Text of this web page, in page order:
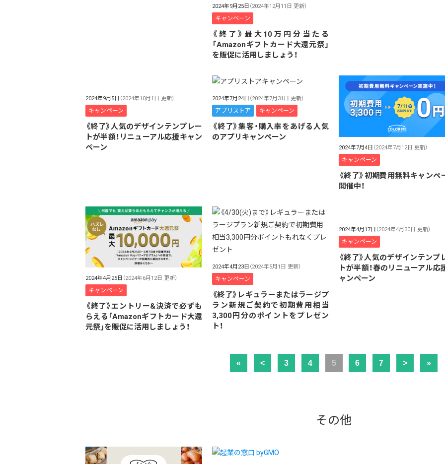
2024年9月25日 （2024年12月11日 更新）
キャンペーン
《終了》最大10万円分当たる
「Amazonギフトカード大還元祭」
を販促に活用しましょう！
2024年9月5日 （2024年10月1日 更新）
キャンペーン
《終了》人気のデザインテンプレー
トが半額！リニューアル応援キャン
ペーン
2024年7月24日 （2024年7月31日 更新）
アプリストア キャンペーン
《終了》集客・購入率をあげる人気
のアプリキャンペーン
2024年7月4日 （2024年7月12日 更新）
キャンペーン
《終了》初期費用無料キャンペ
開催中！
2024年4月25日 （2024年6月12日 更新）
キャンペーン
《終了》エントリー&決済で必ずも
らえる「Amazonギフトカード大還
元祭」を販促に活用しましょう！
2024年4月23日 （2024年5月1日 更新）
キャンペーン
《終了》レギュラーまたはラージプ
ラン新規ご契約で初期費用相当
3,300円分のポイントをプレゼン
ト！
2024年4月17日 （2024年4月30日 更新）
キャンペーン
《終了》人気のデザインテンプ
トが半額！春のリニューアル応
ャンペーン
« < 3 4 5 6 7 > »
その他